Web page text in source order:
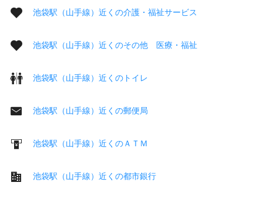
池袋駅（山手線）近くの介護・福祉サービス
池袋駅（山手線）近くのその他 医療・福祉
池袋駅（山手線）近くのトイレ
池袋駅（山手線）近くの郵便局
池袋駅（山手線）近くのＡＴＭ
池袋駅（山手線）近くの都市銀行